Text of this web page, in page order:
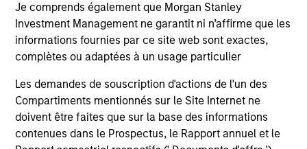
Je comprends également que Morgan Stanley
Investment Management ne garantit ni n’affirme que les
informations fournies par ce site web sont exactes,
complètes ou adaptées à un usage particulier
Les demandes de souscription d'actions de l'un des
Compartiments mentionnés sur le Site Internet ne
doivent être faites que sur la base des informations
contenues dans le Prospectus, le Rapport annuel et le
US Long Duration Strategy
Invests in U.S. government and investment-
grade corporate debt securities with at
US Short Duration Strategy
Invests primarily in US government